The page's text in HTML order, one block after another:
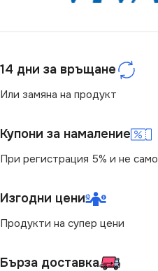
ЦОКЪЛ E27
НАПРЕЖЕНИЕ (V)
ЕНЕРГИЕН КЛАС
СВЕТЛИНЕН ПОТОК
14 дни за връщане
Или замяна на продукт
Купони за намаление
При регистрация 5% и не само
Изгодни цени
Продукти на супер цени
Бърза доставка